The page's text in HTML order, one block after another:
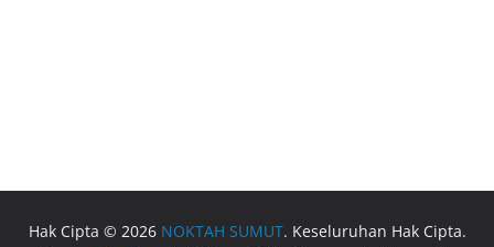
Hak Cipta © 2026 NOKTAH SUMUT. Keseluruhan Hak Cipta.